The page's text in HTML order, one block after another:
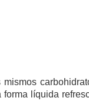
líquida